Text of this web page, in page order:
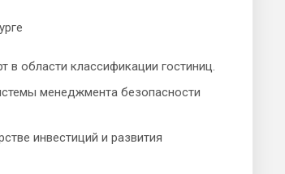
области классификации гостиниц.
менеджмента безопасности
инвестиций и развития